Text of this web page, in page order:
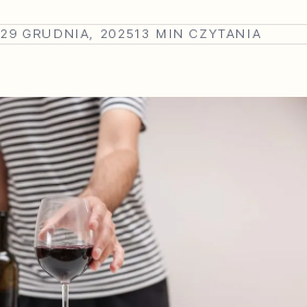
29 GRUDNIA, 202513 MIN CZYTANIA